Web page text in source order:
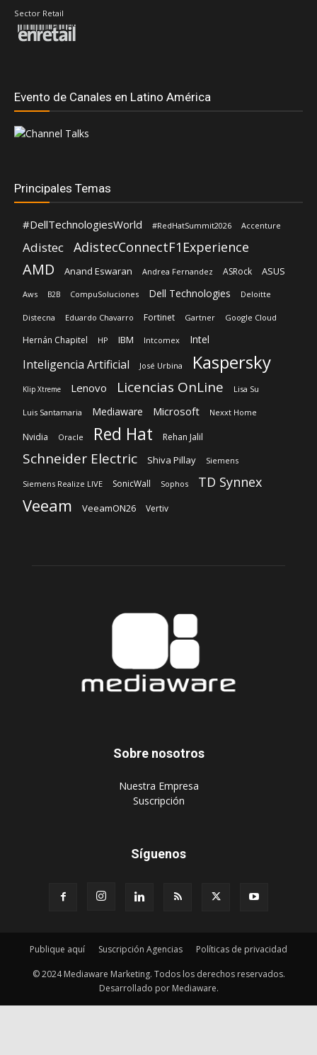
Sector Retail
Evento de Canales en Latino América
Principales Temas
#DellTechnologiesWorld #RedHatSummit2026 Accenture
Adistec AdistecConnectF1Experience
AMD Anand Eswaran Andrea Fernandez ASRock ASUS
Aws B2B CompuSoluciones Dell Technologies Deloitte
Distecna Eduardo Chavarro Fortinet Gartner Google Cloud
Hernán Chapitel HP IBM Intcomex Intel
Inteligencia Artificial José Urbina Kaspersky
Klip Xtreme Lenovo Licencias OnLine Lisa Su
Luis Santamaria Mediaware Microsoft Nexxt Home
Nvidia Oracle Red Hat Rehan Jalil
Schneider Electric Shiva Pillay Siemens
Siemens Realize LIVE SonicWall Sophos TD Synnex
Veeam VeeamON26 Vertiv
Sobre nosotros
‎Nuestra Empresa
‎Suscripción
Síguenos
Publique aquí Suscripción Agencias Políticas de privacidad
© 2024 Mediaware Marketing. Todos los derechos reservados.
Desarrollado por Mediaware.